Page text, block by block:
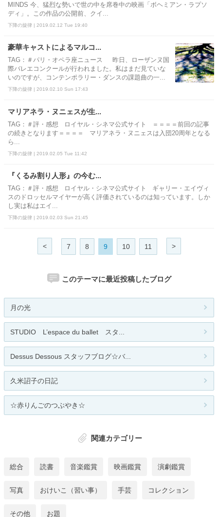
MINDS 今、猛烈な勢いで世の中を席巻中の映画「ボヘミアン・ラプソ
ディ」。この作品の公開前、クイ...
下降の旋律 | 2019.02.12 Tue 19:40
豪華キャストによるマルコ...
TAG：＃パリ・オペラ座ニュース 昨日、ローザンヌ国
際バレエコンクールが行われました。私はまだ見ていな
いのですが、コンテンポラリー・ダンスの課題曲の一...
下降の旋律 | 2019.02.10 Sun 17:43
マリアネラ・ヌニェスが生...
TAG：＃評・感想 ロイヤル・シネマ公式サイト ＝＝＝＝前回の記事
の続きとなります＝＝＝＝ マリアネラ・ヌニェスは入団20周年となる
ら...
下降の旋律 | 2019.02.05 Tue 11:42
『くるみ割り人形』の今む...
TAG：＃評・感想 ロイヤル・シネマ公式サイト ギャリー・エイヴィ
スのドロッセルマイヤーが高く評価されているのは知っています。しか
し実は私はエイ...
下降の旋律 | 2019.02.03 Sun 21:45
< 7 8 9 10 11 >
このテーマに最近投稿したブログ
月の光
STUDIO L’espace du ballet スタ...
Dessus Dessous スタッフブログ☆バ...
久米詔子の日記
☆赤りんごのつぶやき☆
関連カテゴリー
総合 読書 音楽鑑賞 映画鑑賞 演劇鑑賞
写真 おけいこ（習い事） 手芸 コレクション
その他 お題